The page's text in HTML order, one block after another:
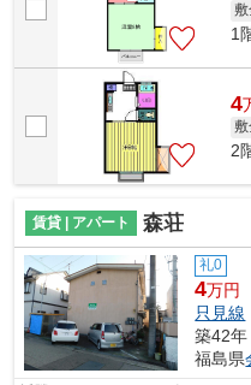
1
4
2
賃貸 | アパート 森荘
礼0
4万円
只見線
築42年
福島県